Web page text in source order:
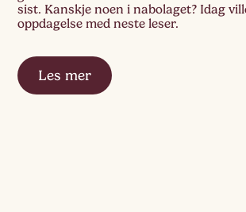
sist. Kanskje noen i nabolaget? Idag
oppdagelse med neste leser.
Les mer